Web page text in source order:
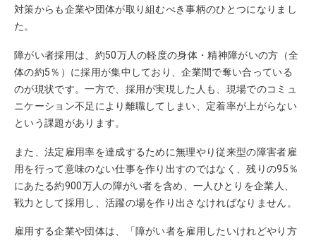
対策からも企業や団体が取り組むべき事柄のひとつになりまし
た。
障がい者採用は、約50万人の軽度の身体・精神障がいの方（全
体の約5％）に採用が集中しており、企業間で奪い合っている
のが現状です。一方で、採用が実現した人も、現場でのコミュ
ニケーション不足により離職してしまい、定着率が上がらない
という課題があります。
また、法定雇用率を達成するために無理やり従来型の障害者雇
用を行って意味のない仕事を作り出すのではなく、残りの95％
にあたる約900万人の障がい者を含め、一人ひとりを企業人、
戦力として採用し、活躍の場を作り出さなければなりません。
雇用する企業や団体は、「障がい者を雇用したいけれどやり方